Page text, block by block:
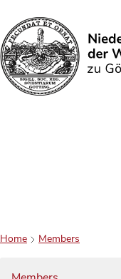
Search
Home Members